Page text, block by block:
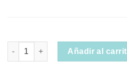
Camisa Mystic Flores Fucsia
Añadir al